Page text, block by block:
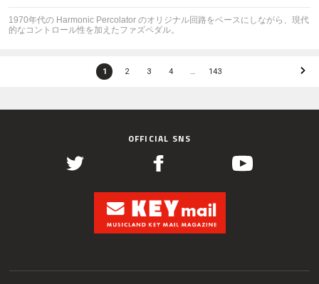
1970年代の Harmonic Percolator のオリジナル回路をベースにしながら、現代
的なコントロール性を加えたファズペダル。
1 2 3 4 … 143
OFFICIAL SNS